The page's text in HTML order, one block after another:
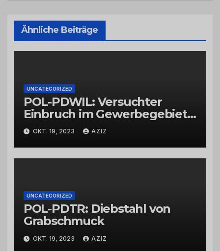
Ähnliche Beiträge
UNCATEGORIZED
POL-PDWIL: Versuchter
Einbruch im Gewerbegebiet
Wittlich
OKT. 19, 2023 AZIZ
UNCATEGORIZED
POL-PDTR: Diebstahl von
Grabschmuck
OKT. 19, 2023 AZIZ